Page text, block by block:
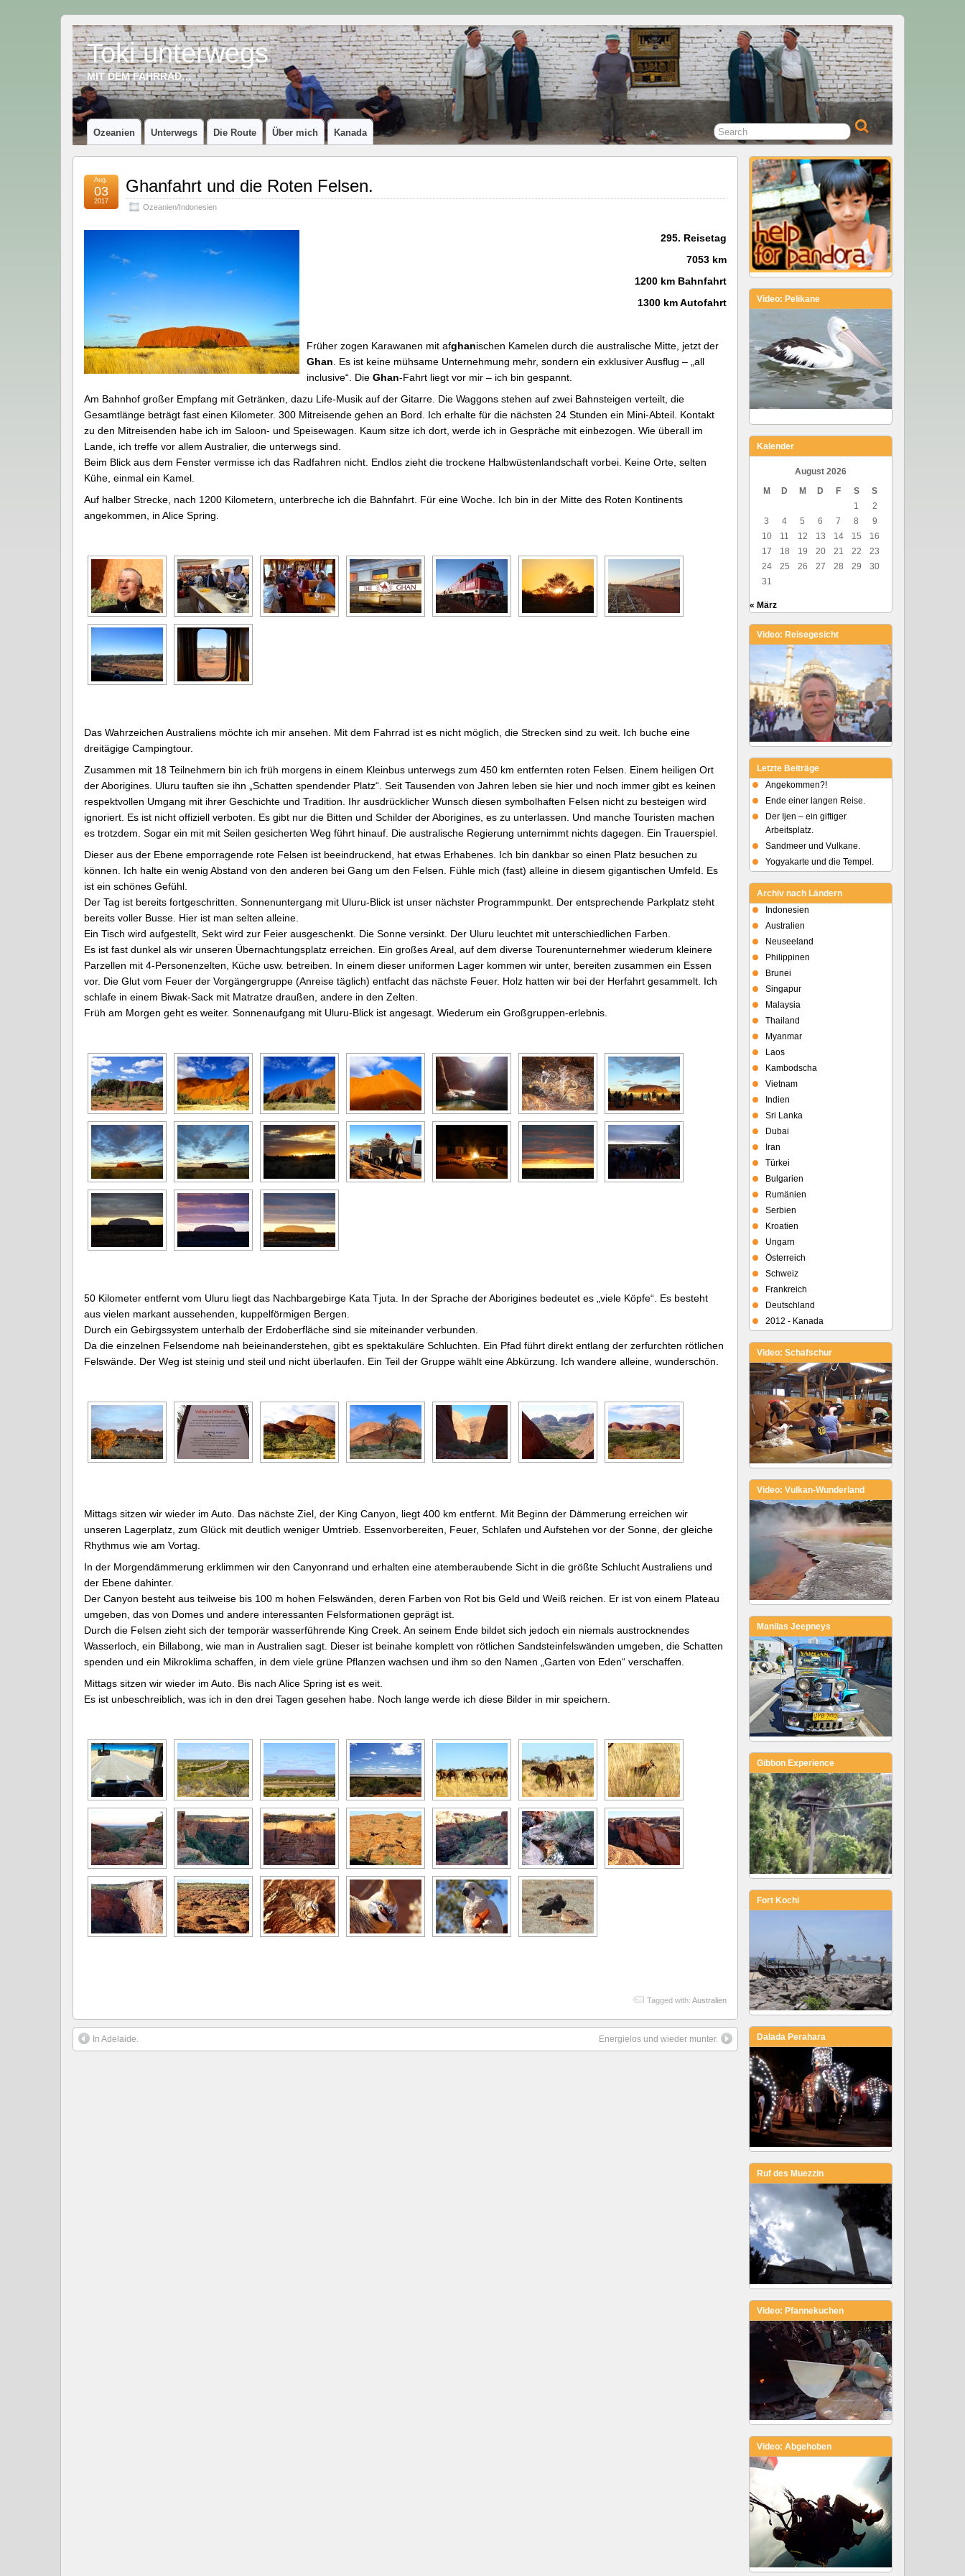
Toki unterwegs
MIT DEM FAHRRAD…
Ozeanien Unterwegs Die Route Über mich Kanada
Ghanfahrt und die Roten Felsen.
Ozeanien/Indonesien
Aug.
03
2017
295. Reisetag
7053 km
1200 km Bahnfahrt
1300 km Autofahrt
Früher zogen Karawanen mit afghanischen Kamelen durch die australische Mitte, jetzt der
Ghan . Es ist keine mühsame Unternehmung mehr, sondern ein exklusiver Ausflug – „all
inclusive“. Die Ghan-Fahrt liegt vor mir – ich bin gespannt.
Am Bahnhof großer Empfang mit Getränken, dazu Life-Musik auf der Gitarre. Die Waggons stehen auf zwei Bahnsteigen verteilt, die
Gesamtlänge beträgt fast einen Kilometer. 300 Mitreisende gehen an Bord. Ich erhalte für die nächsten 24 Stunden ein Mini-Abteil. Kontakt
zu den Mitreisenden habe ich im Saloon- und Speisewagen. Kaum sitze ich dort, werde ich in Gespräche mit einbezogen. Wie überall im
Lande, ich treffe vor allem Australier, die unterwegs sind.
Beim Blick aus dem Fenster vermisse ich das Radfahren nicht. Endlos zieht die trockene Halbwüstenlandschaft vorbei. Keine Orte, selten
Kühe, einmal ein Kamel.
Auf halber Strecke, nach 1200 Kilometern, unterbreche ich die Bahnfahrt. Für eine Woche. Ich bin in der Mitte des Roten Kontinents
angekommen, in Alice Spring.
Das Wahrzeichen Australiens möchte ich mir ansehen. Mit dem Fahrrad ist es nicht möglich, die Strecken sind zu weit. Ich buche eine
dreitägige Campingtour.
Zusammen mit 18 Teilnehmern bin ich früh morgens in einem Kleinbus unterwegs zum 450 km entfernten roten Felsen. Einem heiligen Ort
der Aborigines. Uluru tauften sie ihn „Schatten spendender Platz“. Seit Tausenden von Jahren leben sie hier und noch immer gibt es keinen
respektvollen Umgang mit ihrer Geschichte und Tradition. Ihr ausdrücklicher Wunsch diesen symbolhaften Felsen nicht zu besteigen wird
ignoriert. Es ist nicht offiziell verboten. Es gibt nur die Bitten und Schilder der Aborigines, es zu unterlassen. Und manche Touristen machen
es trotzdem. Sogar ein mit mit Seilen gesicherten Weg führt hinauf. Die australische Regierung unternimmt nichts dagegen. Ein Trauerspiel.
Dieser aus der Ebene emporragende rote Felsen ist beeindruckend, hat etwas Erhabenes. Ich bin dankbar so einen Platz besuchen zu
können. Ich halte ein wenig Abstand von den anderen bei Gang um den Felsen. Fühle mich (fast) alleine in diesem gigantischen Umfeld. Es
ist ein schönes Gefühl.
Der Tag ist bereits fortgeschritten. Sonnenuntergang mit Uluru-Blick ist unser nächster Programmpunkt. Der entsprechende Parkplatz steht
bereits voller Busse. Hier ist man selten alleine.
Ein Tisch wird aufgestellt, Sekt wird zur Feier ausgeschenkt. Die Sonne versinkt. Der Uluru leuchtet mit unterschiedlichen Farben.
Es ist fast dunkel als wir unseren Übernachtungsplatz erreichen. Ein großes Areal, auf dem diverse Tourenunternehmer wiederum kleinere
Parzellen mit 4-Personenzelten, Küche usw. betreiben. In einem dieser uniformen Lager kommen wir unter, bereiten zusammen ein Essen
vor. Die Glut vom Feuer der Vorgängergruppe (Anreise täglich) entfacht das nächste Feuer. Holz hatten wir bei der Herfahrt gesammelt. Ich
schlafe in einem Biwak-Sack mit Matratze draußen, andere in den Zelten.
Früh am Morgen geht es weiter. Sonnenaufgang mit Uluru-Blick ist angesagt. Wiederum ein Großgruppen-erlebnis.
50 Kilometer entfernt vom Uluru liegt das Nachbargebirge Kata Tjuta. In der Sprache der Aborigines bedeutet es „viele Köpfe“. Es besteht
aus vielen markant aussehenden, kuppelförmigen Bergen.
Durch ein Gebirgssystem unterhalb der Erdoberfläche sind sie miteinander verbunden.
Da die einzelnen Felsendome nah beieinanderstehen, gibt es spektakuläre Schluchten. Ein Pfad führt direkt entlang der zerfurchten rötlichen
Felswände. Der Weg ist steinig und steil und nicht überlaufen. Ein Teil der Gruppe wählt eine Abkürzung. Ich wandere alleine, wunderschön.
Mittags sitzen wir wieder im Auto. Das nächste Ziel, der King Canyon, liegt 400 km entfernt. Mit Beginn der Dämmerung erreichen wir
unseren Lagerplatz, zum Glück mit deutlich weniger Umtrieb. Essenvorbereiten, Feuer, Schlafen und Aufstehen vor der Sonne, der gleiche
Rhythmus wie am Vortag.
In der Morgendämmerung erklimmen wir den Canyonrand und erhalten eine atemberaubende Sicht in die größte Schlucht Australiens und
der Ebene dahinter.
Der Canyon besteht aus teilweise bis 100 m hohen Felswänden, deren Farben von Rot bis Geld und Weiß reichen. Er ist von einem Plateau
umgeben, das von Domes und andere interessanten Felsformationen geprägt ist.
Durch die Felsen zieht sich der temporär wasserführende King Creek. An seinem Ende bildet sich jedoch ein niemals austrocknendes
Wasserloch, ein Billabong, wie man in Australien sagt. Dieser ist beinahe komplett von rötlichen Sandsteinfelswänden umgeben, die Schatten
spenden und ein Mikroklima schaffen, in dem viele grüne Pflanzen wachsen und ihm so den Namen „Garten von Eden“ verschaffen.
Mittags sitzen wir wieder im Auto. Bis nach Alice Spring ist es weit.
Es ist unbeschreiblich, was ich in den drei Tagen gesehen habe. Noch lange werde ich diese Bilder in mir speichern.
Tagged with:Australien
In Adelaide. Energielos und wieder munter.
Video: Pelikane
Kalender
August 2026
M
D M D F S
S
1
2
3
4 5 6 7 8
9
10
11 12 13 14 15
16
17
18 19 20 21 22
23
24
25 26 27 28 29
30
31
« März
Video: Reisegesicht
Letzte Beiträge
Angekommen?!
Ende einer langen Reise.
Der Ijen – ein giftiger
Arbeitsplatz.
Sandmeer und Vulkane.
Yogyakarte und die Tempel.
Archiv nach Ländern
Indonesien
Australien
Neuseeland
Philippinen
Brunei
Singapur
Malaysia
Thailand
Myanmar
Laos
Kambodscha
Vietnam
Indien
Sri Lanka
Dubai
Iran
Türkei
Bulgarien
Rumänien
Serbien
Kroatien
Ungarn
Österreich
Schweiz
Frankreich
Deutschland
2012 - Kanada
Video: Schafschur
Video: Vulkan-Wunderland
Manilas Jeepneys
Gibbon Experience
Fort Kochi
Dalada Perahara
Ruf des Muezzin
Video: Pfannekuchen
Video: Abgehoben